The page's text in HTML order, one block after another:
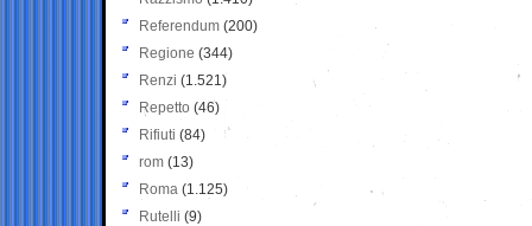
Referendum (200)
Regione (344)
Renzi (1.521)
Repetto (46)
Rifiuti (84)
rom (13)
Roma (1.125)
Rutelli (9)